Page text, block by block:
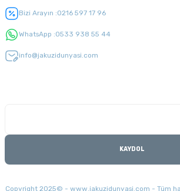
Bizi Arayın :0216 597 17 96
WhatsApp :0533 938 55 44
info@jakuzidunyasi.com
KAYDOL
Copyright 2025© - www.jakuzidunyasi.com - Tüm